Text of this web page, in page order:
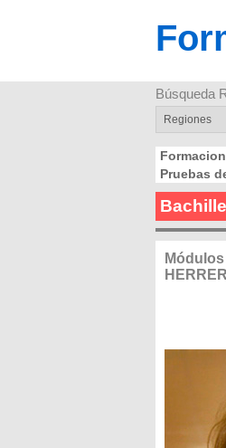
Búsqueda
Pruebas